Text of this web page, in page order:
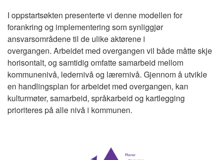
I oppstartsøkten presenterte vi denne modellen for
forankring og implementering som synliggjør
ansvarsområdene til de ulike aktørene i
overgangen. Arbeidet med overgangen vil både måtte skje
horisontalt, og samtidig omfatte samarbeid mellom
kommunenivå, ledernivå og lærernivå. Gjennom å utvikle
en handlingsplan for arbeidet med overgangen, kan
kulturmøter, samarbeid, språkarbeid og kartlegging
prioriteres på alle nivå i kommunen.